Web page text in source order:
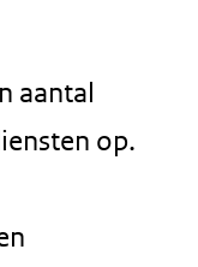
aantal
op.